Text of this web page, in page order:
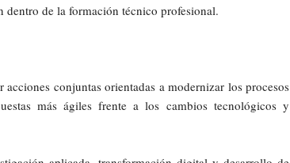
de la formación técnico profesional.
conjuntas orientadas a modernizar los procesos
más ágiles frente a los cambios tecnológicos y